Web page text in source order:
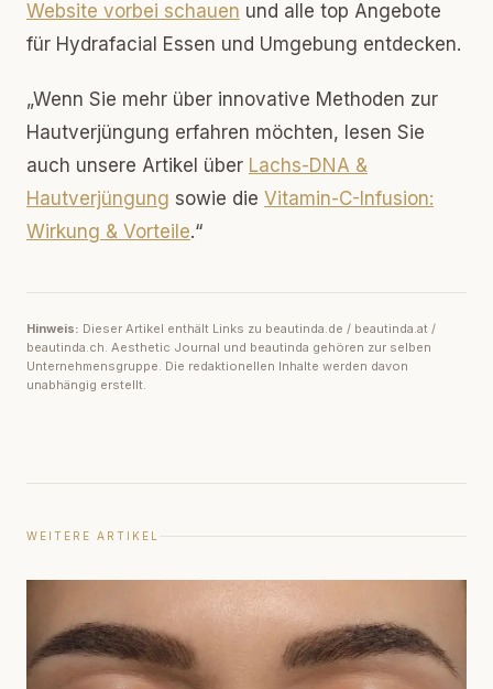
Website vorbei schauen und alle top Angebote
für Hydrafacial Essen und Umgebung entdecken.
„Wenn Sie mehr über innovative Methoden zur
Hautverjüngung erfahren möchten, lesen Sie
auch unsere Artikel über Lachs-DNA &
Hautverjüngung sowie die Vitamin-C-Infusion:
Wirkung & Vorteile.“
Hinweis: Dieser Artikel enthält Links zu beautinda.de / beautinda.at /
beautinda.ch. Aesthetic Journal und beautinda gehören zur selben
Unternehmensgruppe. Die redaktionellen Inhalte werden davon
unabhängig erstellt.
WEITERE ARTIKEL